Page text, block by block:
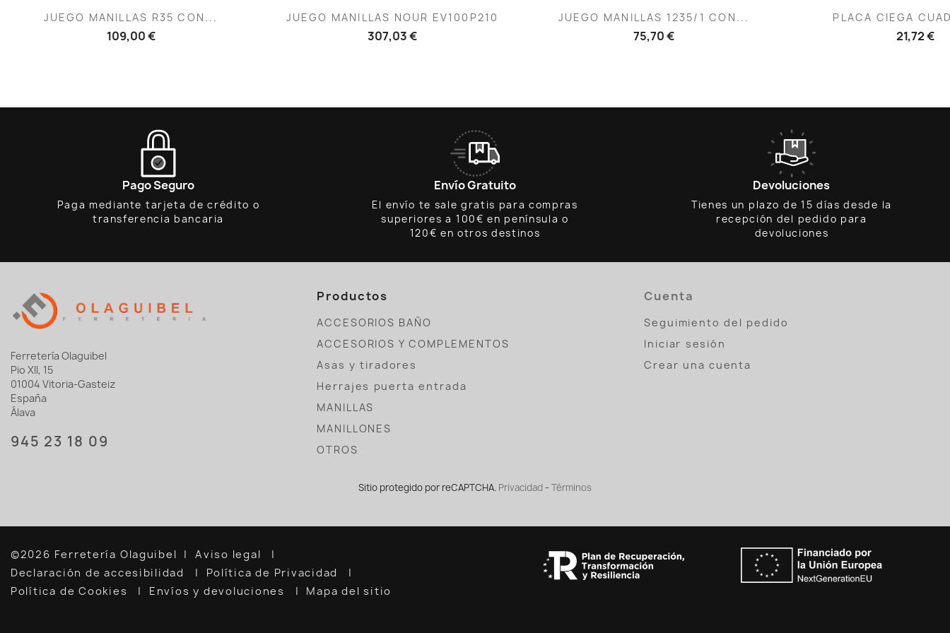
 Vista rápida
JUEGO MANILLAS R35 CON...
109,00 €
 Vista rápida
JUEGO MANILLAS NOUR EV100P210
307,03 €
Vista rápida
JUEGO MANILLAS 1235/1 CON...
75,70 €
Vista
PLACA CIEGA
21,72 €
Pago Seguro
Paga mediante tarjeta de crédito o
transferencia bancaria
Envío Gratuito
El envío te sale gratis para compras
superiores a 100€ en península o
120€ en otros destinos
Devoluciones
Tienes un plazo de 15 días desde la
recepción del pedido para
devoluciones
Ferretería Olaguibel
Pio XII, 15
01004 Vitoria-Gasteiz
España
Álava
945 23 18 09
Productos
ACCESORIOS BAÑO
ACCESORIOS Y COMPLEMENTOS
Asas y tiradores
Herrajes puerta entrada
MANILLAS
MANILLONES
OTROS
Cuenta
Seguimiento del pedido
Iniciar sesión
Crear una cuenta
Sitio protegido por reCAPTCHA. Privacidad - Términos
©2026 Ferretería Olaguibel
Aviso legal
Declaración de accesibilidad
Política de Privacidad
Política de Cookies
Envíos y devoluciones Mapa del sitio